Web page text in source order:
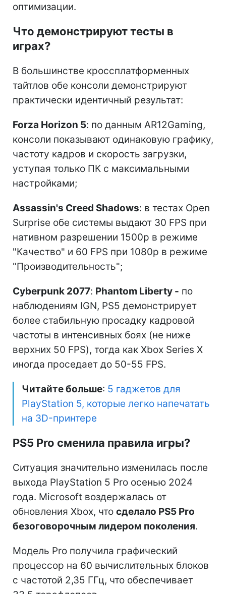
оптимизации.
Что демонстрируют тесты в
играх?
В большинстве кроссплатформенных
тайтлов обе консоли демонстрируют
практически идентичный результат:
Forza Horizon 5: по данным AR12Gaming,
консоли показывают одинаковую графику,
частоту кадров и скорость загрузки,
уступая только ПК с максимальными
настройками;
Assassin's Creed Shadows: в тестах Open
Surprise обе системы выдают 30 FPS при
нативном разрешении 1500p в режиме
"Качество" и 60 FPS при 1080p в режиме
"Производительность";
Cyberpunk 2077: Phantom Liberty - по
наблюдениям IGN, PS5 демонстрирует
более стабильную просадку кадровой
частоты в интенсивных боях (не ниже
верхних 50 FPS), тогда как Xbox Series X
иногда проседает до 50-55 FPS.
Читайте больше: 5 гаджетов для
PlayStation 5, которые легко напечатать
на 3D-принтере
PS5 Pro сменила правила игры?
Ситуация значительно изменилась после
выхода PlayStation 5 Pro осенью 2024
года. Microsoft воздержалась от
обновления Xbox, что сделало PS5 Pro
безоговорочным лидером поколения.
Модель Pro получила графический
процессор на 60 вычислительных блоков
с частотой 2,35 ГГц, что обеспечивает